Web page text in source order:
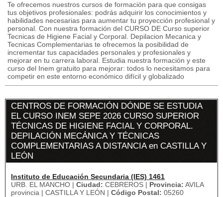
Te ofrecemos nuestros cursos de formación para que consigas
tus objetivos profesionales: podrás adquirir los conocimientos y
habilidades necesarias para aumentar tu proyección profesional y
personal. Con nuestra formación del CURSO DE Curso superior
Tecnicas de Higiene Facial y Corporal. Depilacion Mecanica y
Tecnicas Complementarias te ofrecemos la posibilidad de
incrementar tus capacidades personales y profesionales y
mejorar en tu carrera laboral. Estudia nuestra formación y este
curso del Inem gratuito para mejorar: todos lo necesitamos para
competir en este entorno económico difícil y globalizado
CENTROS DE FORMACIÓN DÓNDE SE ESTUDIA
EL CURSO INEM SEPE 2026 CURSO SUPERIOR
TÉCNICAS DE HIGIENE FACIAL Y CORPORAL.
DEPILACIÓN MECÁNICA Y TÉCNICAS
COMPLEMENTARIAS A DISTANCIA en CASTILLA Y
LEÓN
Instituto de Educación Secundaria (IES) 1461
URB. EL MANCHO | Ciudad: CEBREROS | Provincia: AVILA
provincia | CASTILLA Y LEÓN | Código Postal: 05260